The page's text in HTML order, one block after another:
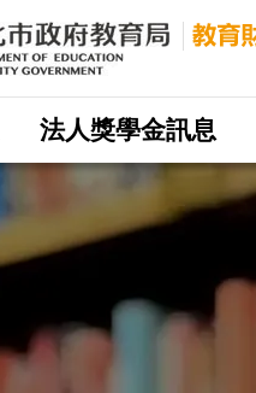
法人獎學金訊息